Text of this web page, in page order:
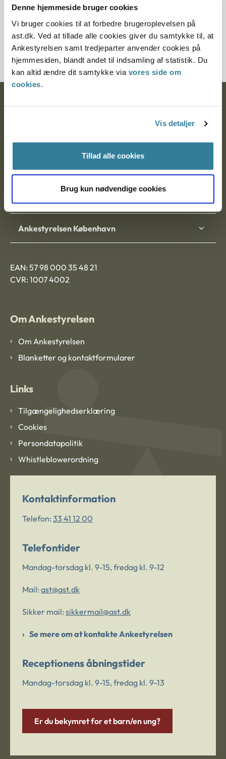
Denne hjemmeside bruger cookies
Vi bruger cookies til at forbedre brugeroplevelsen på
ast.dk. Ved at tillade alle cookies giver du samtykke til, at
Ankestyrelsen samt tredjeparter anvender cookies på
hjemmesiden, blandt andet til indsamling af statistik. Du
kan altid ændre dit samtykke via vores side om
cookies.
Vis detaljer
Tillad alle cookies
Brug kun nødvendige cookies
Journalnummer
12748-82
Ankestyrelsen
Ankestyrelsen København
EAN: 57 98 000 35 48 21
CVR: 1007 4002
Om Ankestyrelsen
Om Ankestyrelsen
Blanketter og kontaktformularer
Links
Tilgængelighedserklæring
Cookies
Persondatapolitik
Whistleblowerordning
Kontaktinformation
Telefon: 33 41 12 00
Telefontider
Mandag-torsdag kl. 9-15, fredag kl. 9-12
Mail: ast@ast.dk
Sikker mail: sikkermail@ast.dk
Se mere om at kontakte Ankestyrelsen
Receptionens åbningstider
Mandag-torsdag kl. 9-15, fredag kl. 9-13
Er du bekymret for et barn/en ung?